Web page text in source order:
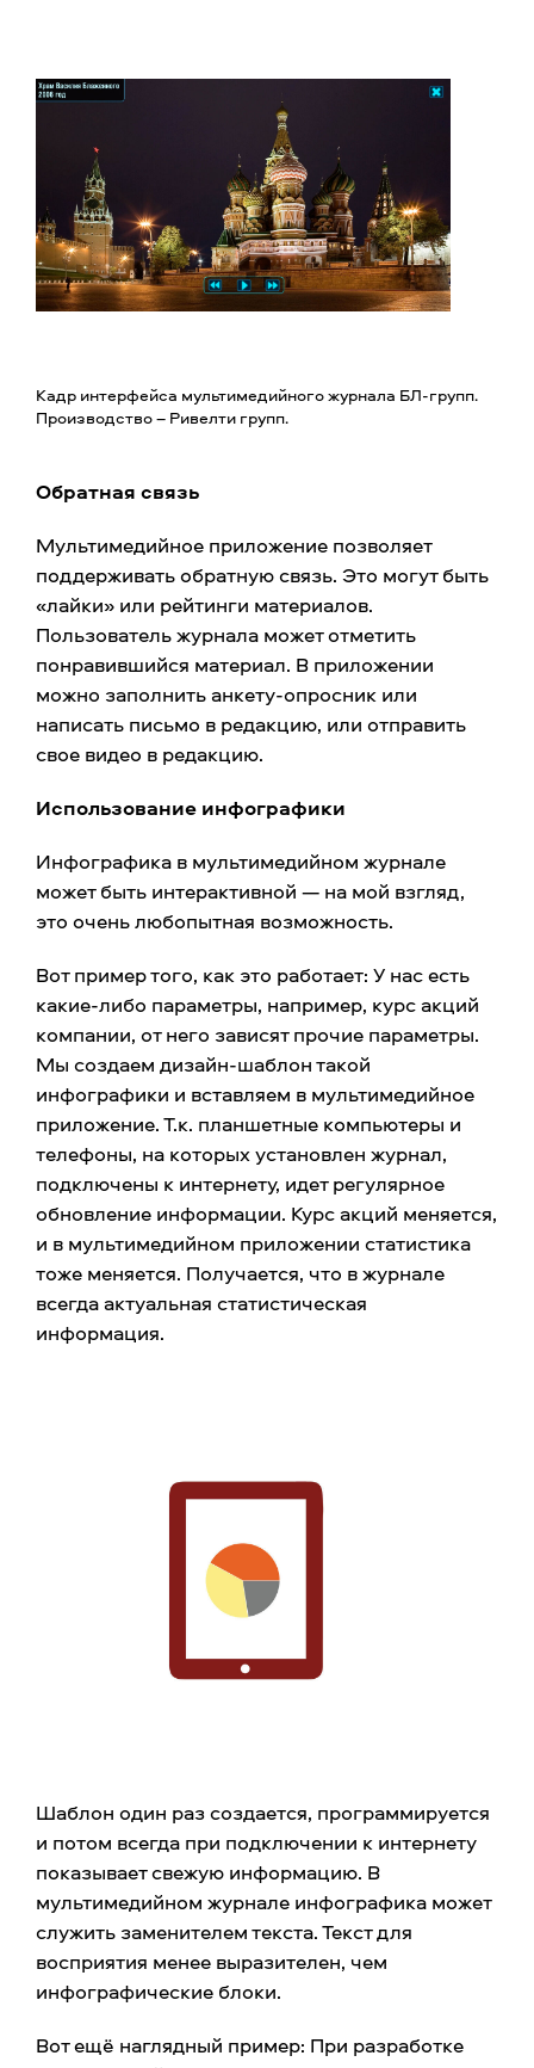
Кадр интерфейса мультимедийного журнала БЛ-групп.
Производство – Ривелти групп.
Обратная связь
Мультимедийное приложение позволяет
поддерживать обратную связь. Это могут быть
«лайки» или рейтинги материалов.
Пользователь журнала может отметить
понравившийся материал. В приложении
можно заполнить анкету-опросник или
написать письмо в редакцию, или отправить
свое видео в редакцию.
Использование инфографики
Инфографика в мультимедийном журнале
может быть интерактивной — на мой взгляд,
это очень любопытная возможность.
Вот пример того, как это работает: У нас есть
какие-либо параметры, например, курс акций
компании, от него зависят прочие параметры.
Мы создаем дизайн-шаблон такой
инфографики и вставляем в мультимедийное
приложение. Т.к. планшетные компьютеры и
телефоны, на которых установлен журнал,
подключены к интернету, идет регулярное
обновление информации. Курс акций меняется,
и в мультимедийном приложении статистика
тоже меняется. Получается, что в журнале
всегда актуальная статистическая
информация.
Шаблон один раз создается, программируется
и потом всегда при подключении к интернету
показывает свежую информацию. В
мультимедийном журнале инфографика может
служить заменителем текста. Текст для
восприятия менее выразителен, чем
инфографические блоки.
Вот ещё наглядный пример: При разработке